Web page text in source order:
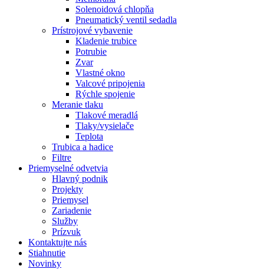
Solenoidová chlopňa
Pneumatický ventil sedadla
Prístrojové vybavenie
Kladenie trubice
Potrubie
Zvar
Vlastné okno
Valcové pripojenia
Rýchle spojenie
Meranie tlaku
Tlakové meradlá
Tlaky/vysielače
Teplota
Trubica a hadice
Filtre
Priemyselné odvetvia
Hlavný podnik
Projekty
Priemysel
Zariadenie
Služby
Prízvuk
Kontaktujte nás
Stiahnutie
Novinky